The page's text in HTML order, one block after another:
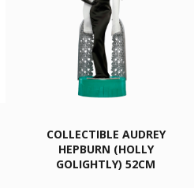
COLLECTIBLE AUDREY
HEPBURN (HOLLY
GOLIGHTLY) 52CM